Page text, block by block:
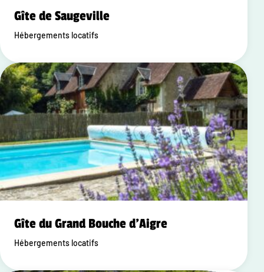
Gîte de Saugeville
Hébergements locatifs
Gîte du Grand Bouche d'Aigre
Hébergements locatifs